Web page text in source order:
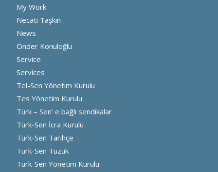
My Work
Necati Taşkın
News
Önder Konuloğlu
Service
Services
Tel-Sen Yönetim Kurulu
Tes Yönetim Kurulu
Türk – Sen’ e bağlı sendikalar
Türk-Sen İcra Kurulu
Türk-Sen Tarihçe
Türk-Sen Tüzük
Türk-Sen Yönetim Kurulu